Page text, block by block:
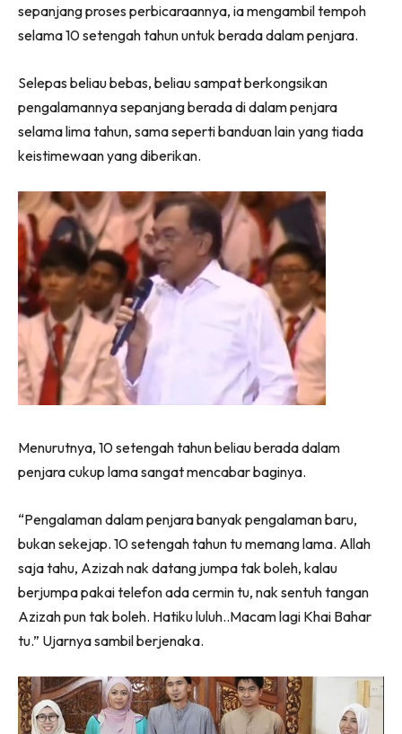
sepanjang proses perbicaraannya, ia mengambil tempoh
selama 10 setengah tahun untuk berada dalam penjara.
Selepas beliau bebas, beliau sampat berkongsikan
pengalamannya sepanjang berada di dalam penjara
selama lima tahun, sama seperti banduan lain yang tiada
keistimewaan yang diberikan.
Menurutnya, 10 setengah tahun beliau berada dalam
penjara cukup lama sangat mencabar baginya.
“Pengalaman dalam penjara banyak pengalaman baru,
bukan sekejap. 10 setengah tahun tu memang lama. Allah
saja tahu, Azizah nak datang jumpa tak boleh, kalau
berjumpa pakai telefon ada cermin tu, nak sentuh tangan
Azizah pun tak boleh. Hatiku luluh..Macam lagi Khai Bahar
tu.” Ujarnya sambil berjenaka.